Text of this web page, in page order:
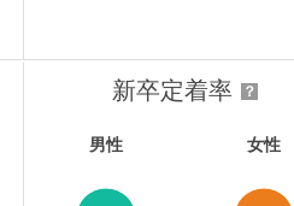
新卒定着率 ？
男性 女性